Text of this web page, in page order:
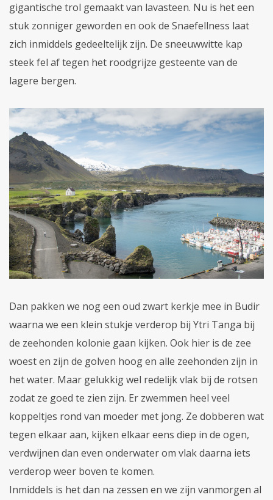
gigantische trol gemaakt van lavasteen. Nu is het een
stuk zonniger geworden en ook de Snaefellness laat
zich inmiddels gedeeltelijk zijn. De sneeuwwitte kap
steek fel af tegen het roodgrijze gesteente van de
lagere bergen.
Dan pakken we nog een oud zwart kerkje mee in Budir
waarna we een klein stukje verderop bij Ytri Tanga bij
de zeehonden kolonie gaan kijken. Ook hier is de zee
woest en zijn de golven hoog en alle zeehonden zijn in
het water. Maar gelukkig wel redelijk vlak bij de rotsen
zodat ze goed te zien zijn. Er zwemmen heel veel
koppeltjes rond van moeder met jong. Ze dobberen wat
tegen elkaar aan, kijken elkaar eens diep in de ogen,
verdwijnen dan even onderwater om vlak daarna iets
verderop weer boven te komen.
Inmiddels is het dan na zessen en we zijn vanmorgen al